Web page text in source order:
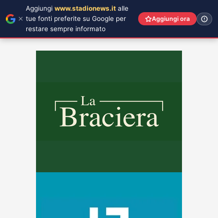
Aggiungi www.stadionews.it alle
tue fonti preferite su Google per
restare sempre informato
Aggiungi ora